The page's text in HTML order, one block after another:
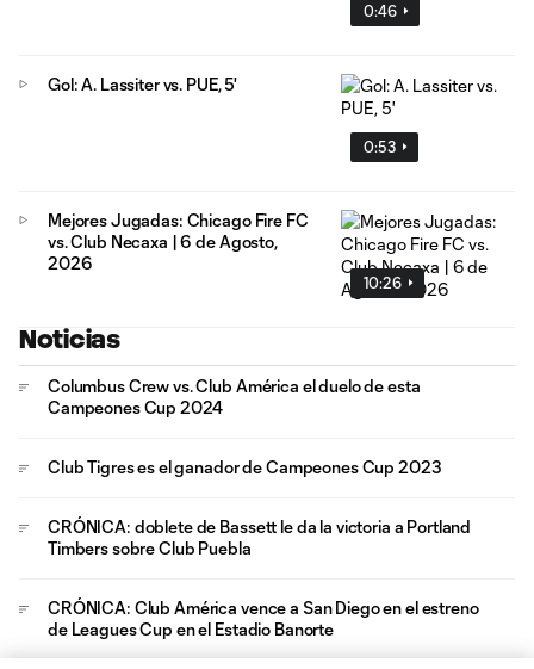
0:46
0:53
Gol: A. Lassiter vs. PUE, 5'
10:26
Mejores Jugadas: Chicago Fire FC
vs. Club Necaxa | 6 de Agosto,
2026
Noticias
Columbus Crew vs. Club América el duelo de esta
Campeones Cup 2024
Club Tigres es el ganador de Campeones Cup 2023
CRÓNICA: doblete de Bassett le da la victoria a Portland
Timbers sobre Club Puebla
CRÓNICA: Club América vence a San Diego en el estreno
de Leagues Cup en el Estadio Banorte